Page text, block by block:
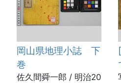
岡山県地理小誌 下
巻
佐久間舜一郎 / 明治20